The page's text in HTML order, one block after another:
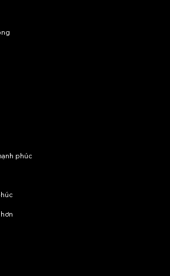
phúc